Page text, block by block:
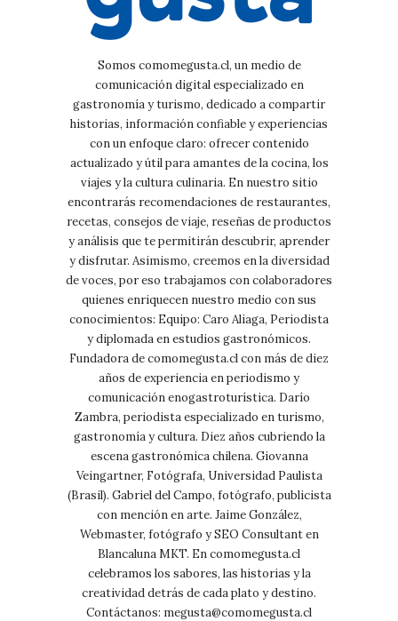
Somos comomegusta.cl, un medio de
comunicación digital especializado en
gastronomía y turismo, dedicado a compartir
historias, información confiable y experiencias
con un enfoque claro: ofrecer contenido
actualizado y útil para amantes de la cocina, los
viajes y la cultura culinaria. En nuestro sitio
encontrarás recomendaciones de restaurantes,
recetas, consejos de viaje, reseñas de productos
y análisis que te permitirán descubrir, aprender
y disfrutar. Asimismo, creemos en la diversidad
de voces, por eso trabajamos con colaboradores
quienes enriquecen nuestro medio con sus
conocimientos: Equipo: Caro Aliaga, Periodista
y diplomada en estudios gastronómicos.
Fundadora de comomegusta.cl con más de diez
años de experiencia en periodismo y
comunicación enogastroturística. Darío
Zambra, periodista especializado en turismo,
gastronomía y cultura. Diez años cubriendo la
escena gastronómica chilena. Giovanna
Veingartner, Fotógrafa, Universidad Paulista
(Brasil). Gabriel del Campo, fotógrafo, publicista
con mención en arte. Jaime González,
Webmaster, fotógrafo y SEO Consultant en
Blancaluna MKT. En comomegusta.cl
celebramos los sabores, las historias y la
creatividad detrás de cada plato y destino.
Contáctanos: megusta@comomegusta.cl